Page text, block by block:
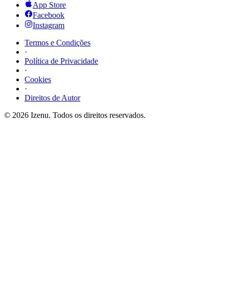
App Store
Facebook
Instagram
Termos e Condições
·
Política de Privacidade
·
Cookies
·
Direitos de Autor
© 2026 Izenu. Todos os direitos reservados.